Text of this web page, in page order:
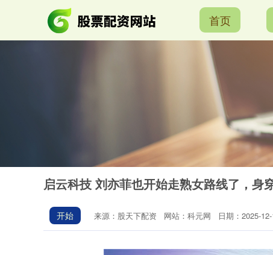
首页
启云科技 刘亦菲也开始走熟女路线了，身
开始 来源：股天下配资 网站：科元网 日期：2025-